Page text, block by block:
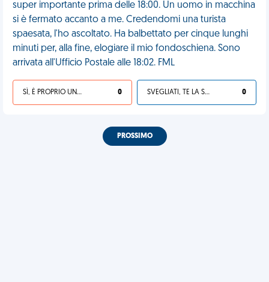
super importante prima delle 18:00. Un uomo in macchina
si è fermato accanto a me. Credendomi una turista
spaesata, l'ho ascoltato. Ha balbettato per cinque lunghi
minuti per, alla fine, elogiare il mio fondoschiena. Sono
arrivata all'Ufficio Postale alle 18:02. FML
SÌ, È PROPRIO UNA VDM! 0 SVEGLIATI, TE LA SEI CERCATA! 0
PROSSIMO